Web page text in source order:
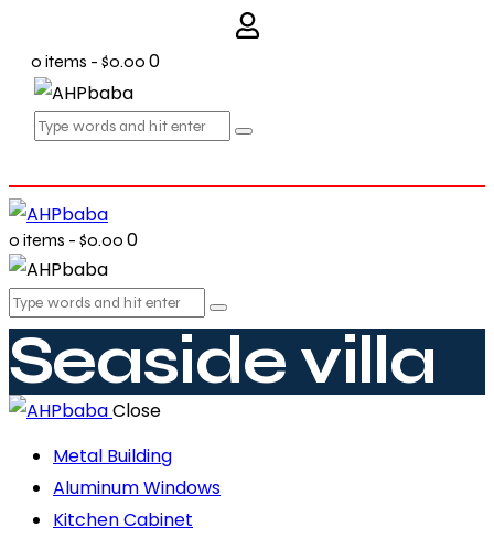
0 items - $0.00 0
0 items - $0.00 0
Seaside villa
Close
Metal Building
Aluminum Windows
Kitchen Cabinet